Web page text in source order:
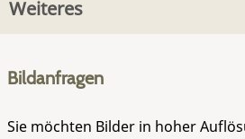
Weiteres
Bildanfragen
Sie möchten Bilder in hoher